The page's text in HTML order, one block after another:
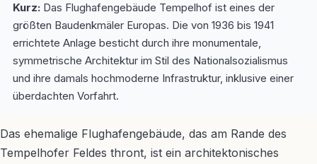
Kurz: Das Flughafengebäude Tempelhof ist eines der
größten Baudenkmäler Europas. Die von 1936 bis 1941
errichtete Anlage besticht durch ihre monumentale,
symmetrische Architektur im Stil des Nationalsozialismus
und ihre damals hochmoderne Infrastruktur, inklusive einer
überdachten Vorfahrt.
Das ehemalige Flughafengebäude, das am Rande des
Tempelhofer Feldes thront, ist ein architektonisches